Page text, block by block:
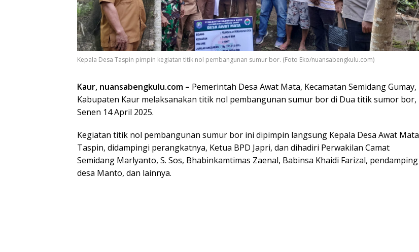
Kepala Desa Taspin pimpin kegiatan titik nol pembangunan sumur bor. (Foto Eko/nuansabengkulu.com)
Kaur, nuansabengkulu.com – Pemerintah Desa Awat Mata, Kecamatan Semidang Gumay,
Kabupaten Kaur melaksanakan titik nol pembangunan sumur bor di Dua titik sumor bor,
Senen 14 April 2025.
Kegiatan titik nol pembangunan sumur bor ini dipimpin langsung Kepala Desa Awat Mata
Taspin, didampingi perangkatnya, Ketua BPD Japri, dan dihadiri Perwakilan Camat
Semidang Marlyanto, S. Sos, Bhabinkamtimas Zaenal, Babinsa Khaidi Farizal, pendamping
desa Manto, dan lainnya.